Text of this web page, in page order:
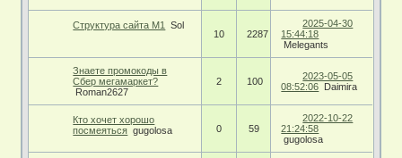
Структура сайта М1
Sol
10
2287
2025-04-30
15:44:18
Melegants
Знаете промокоды в
Сбер мегамаркет?
Roman2627
2 100
2023-05-05
08:52:06 Daimira
Кто хочет хорошо
посмеяться gugolosa 0 59
2022-10-22
21:24:58
gugolosa